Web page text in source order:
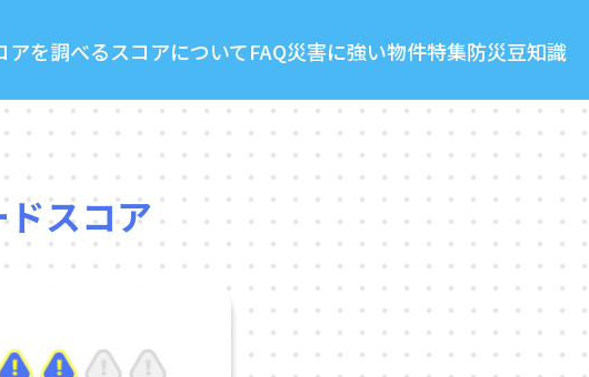
アを調べるスコアについてFAQ災害に強い物件特集防災豆知識
スコア